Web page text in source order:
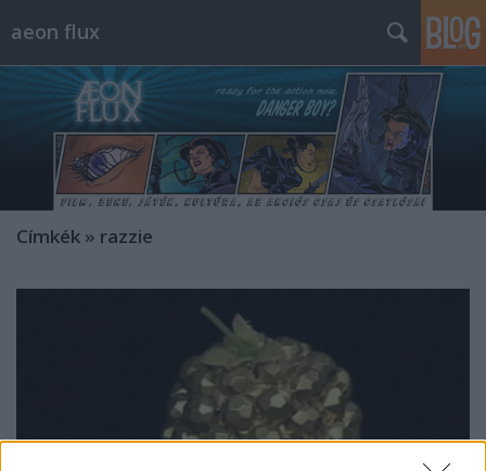
aeon flux
Címkék » razzie